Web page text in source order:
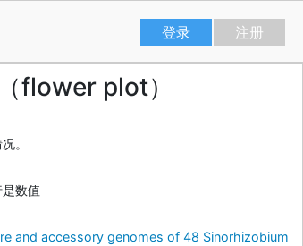
注册
登录
flower plot）
。
数值
and accessory genomes of 48 Sinorhizobium